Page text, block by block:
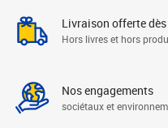
Livraison offerte
Hors livres et hors
Nos engagements
sociétaux et